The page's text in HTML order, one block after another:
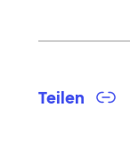
Teilen